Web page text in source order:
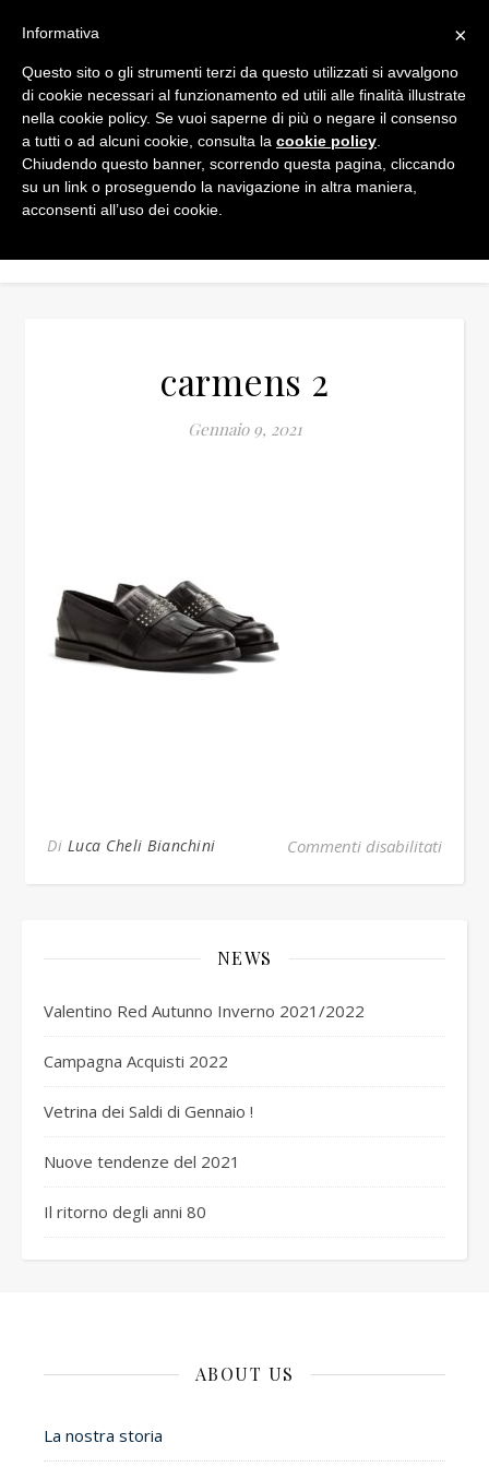
carmens 2
Gennaio 9, 2021
Di Luca Cheli Bianchini Commenti disabilitatisu
NEWS
Valentino Red Autunno Inverno 2021/2022
Campagna Acquisti 2022
Vetrina dei Saldi di Gennaio !
Nuove tendenze del 2021
Il ritorno degli anni 80
ABOUT US
La nostra storia
×
Informativa
Questo sito o gli strumenti terzi da questo utilizzati si avvalgono
di cookie necessari al funzionamento ed utili alle finalità illustrate
nella cookie policy. Se vuoi saperne di più o negare il consenso
a tutti o ad alcuni cookie, consulta la cookie policy
Chiudendo questo banner, scorrendo questa pagina, cliccando
su un link o proseguendo la navigazione in altra maniera,
acconsenti all’uso dei cookie.